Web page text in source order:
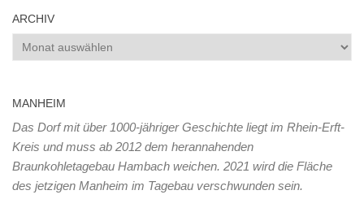
ARCHIV
Archiv
MANHEIM
Das Dorf mit über 1000-jähriger Geschichte liegt im Rhein-Erft-
Kreis und muss ab 2012 dem herannahenden
Braunkohletagebau Hambach weichen. 2021 wird die Fläche
des jetzigen Manheim im Tagebau verschwunden sein.